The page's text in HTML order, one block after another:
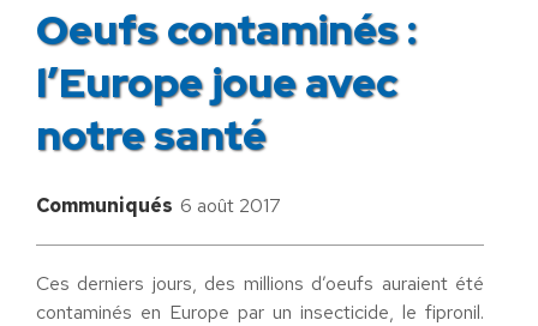
Oeufs contaminés :
l’Europe joue avec
notre santé
Communiqués 6 août 2017
Ces derniers jours, des millions d’oeufs auraient été
contaminés en Europe par un insecticide, le fipronil.